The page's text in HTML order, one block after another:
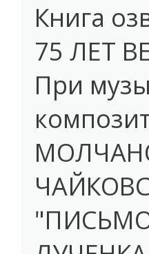
Книга
75 ЛЕТ
При